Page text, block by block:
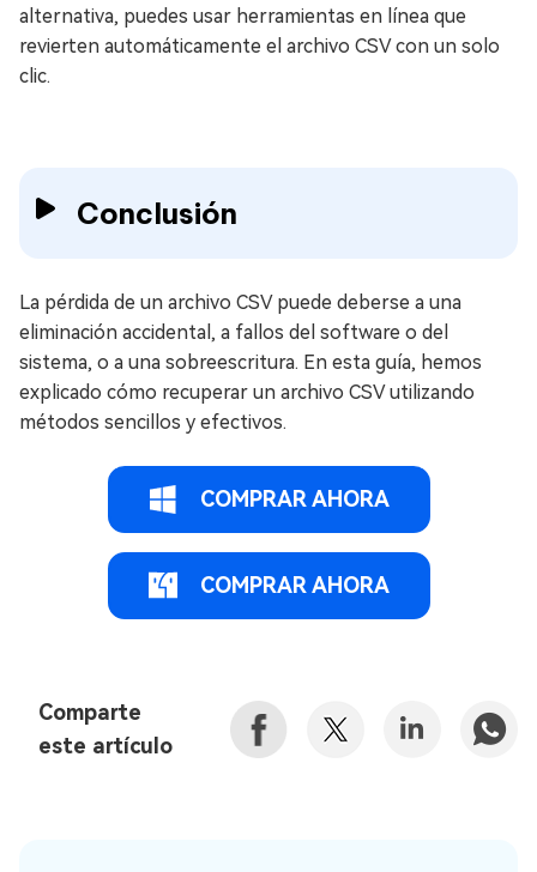
alternativa, puedes usar herramientas en línea que
revierten automáticamente el archivo CSV con un solo
clic.
Conclusión
La pérdida de un archivo CSV puede deberse a una
eliminación accidental, a fallos del software o del
sistema, o a una sobreescritura. En esta guía, hemos
explicado cómo recuperar un archivo CSV utilizando
métodos sencillos y efectivos.
COMPRAR AHORA
COMPRAR AHORA
Comparte
este artículo